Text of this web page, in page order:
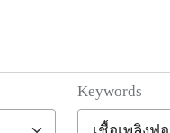
Keywords